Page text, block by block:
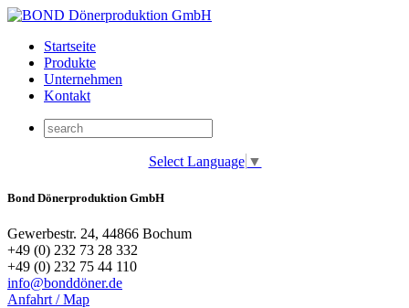
Startseite
Produkte
Unternehmen
Kontakt
Select Language ▼
Bond Dönerproduktion GmbH
Gewerbestr. 24, 44866 Bochum
+49 (0) 232 73 28 332
+49 (0) 232 75 44 110
info@bonddöner.de
Anfahrt / Map